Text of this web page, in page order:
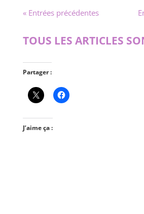
« Entrées précédentes
TOUS LES ARTICLES
Partager :
J’aime ça :